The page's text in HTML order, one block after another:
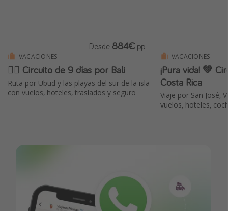
VACACIONES
🧘‍♀️ Circuito de 9 días por Bali
Ruta por Ubud y las playas del sur de la isla
con vuelos, hoteles, traslados y seguro
Desde 884€ pp
VACACIONES
¡Pura vida! 💚
Costa Rica
Viaje por San José,
vuelos, hoteles,